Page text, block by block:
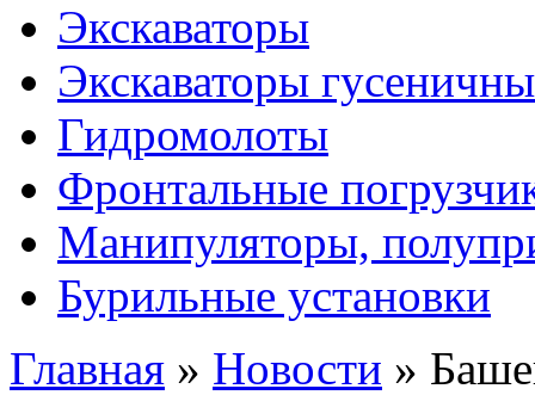
Экскаваторы
Экскаваторы
Гидромолоты
Фронтальные
Манипуляторы,
Бурильные установки
Главная » Новости »